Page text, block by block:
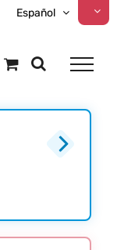
Español